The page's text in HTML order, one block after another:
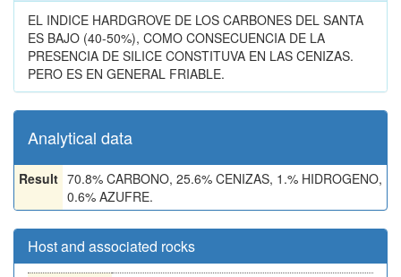
EL INDICE HARDGROVE DE LOS CARBONES DEL SANTA
ES BAJO (40-50%), COMO CONSECUENCIA DE LA
PRESENCIA DE SILICE CONSTITUVA EN LAS CENIZAS.
PERO ES EN GENERAL FRIABLE.
Analytical data
Result 70.8% CARBONO, 25.6% CENIZAS, 1.% HIDROGENO,
0.6% AZUFRE.
Host and associated rocks